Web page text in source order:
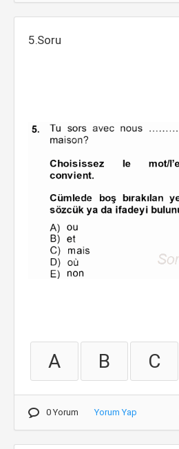
5.Soru
A B C
0 Yorum Yorum Yap